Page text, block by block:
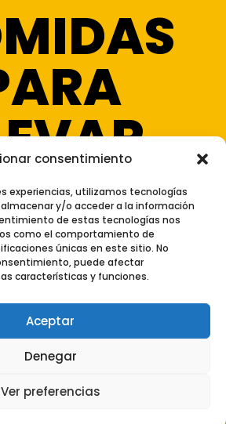
consentimiento
experiencias, utilizamos tecnologías
y/o acceder a la información
de estas tecnologías nos
como el comportamiento de
únicas en este sitio. No
puede afectar
características y funciones.
Aceptar
Denegar
Ver preferencias
|Política de Privacidad
|Configuración de
Coto Consulting